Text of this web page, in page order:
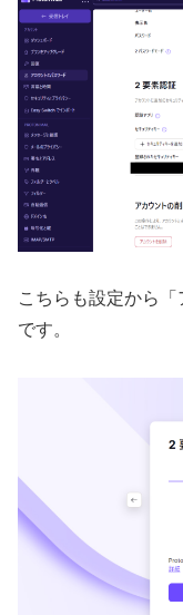
こちらも設定から
です。